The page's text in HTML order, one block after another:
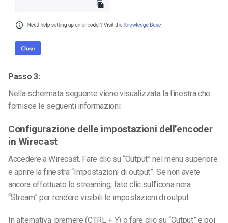
Passo 3:
Nella schermata seguente viene visualizzata la finestra che
fornisce le seguenti informazioni:
Configurazione delle impostazioni dell’encoder
in Wirecast
Accedere a Wirecast. Fare clic su “Output” nel menu superiore
e aprire la finestra “Impostazioni di output”. Se non avete
ancora effettuato lo streaming, fate clic sull’icona nera
“Stream” per rendere visibili le impostazioni di output.
In alternativa, premere (CTRL + Y) o fare clic su “Output” e poi